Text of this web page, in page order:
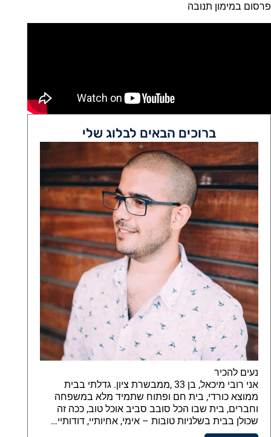
ברוכים הבאים לבלוג שלי
נעים להכיר
אני רובי מיכאל, בן 33 ,ממבשרת ציון. גדלתי בבית
ממוצא כורדי, בית חם ופתוח שתמיד מלא במשפחה
וחברים, בית שבו הכל סובב סביב אוכל טוב, ככה זה
שכולן בבית בשלניות טובות – אימי, אחיותיי, דודותיי…
פרסום במימון תנובה